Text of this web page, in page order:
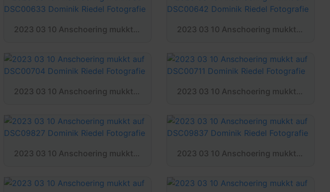
2023 03 10 Anschoering mukkt auf DSC00633 Dominik Riedel Fotografie 2023 03 10 Anschoering mukkt auf DSC00642 Dominik Riedel Fotografie
2023 03 10 Anschoering mukkt auf DSC00704 Dominik Riedel Fotografie 2023 03 10 Anschoering mukkt auf DSC00711 Dominik Riedel Fotografie
2023 03 10 Anschoering mukkt auf DSC09827 Dominik Riedel Fotografie 2023 03 10 Anschoering mukkt auf DSC09837 Dominik Riedel Fotografie